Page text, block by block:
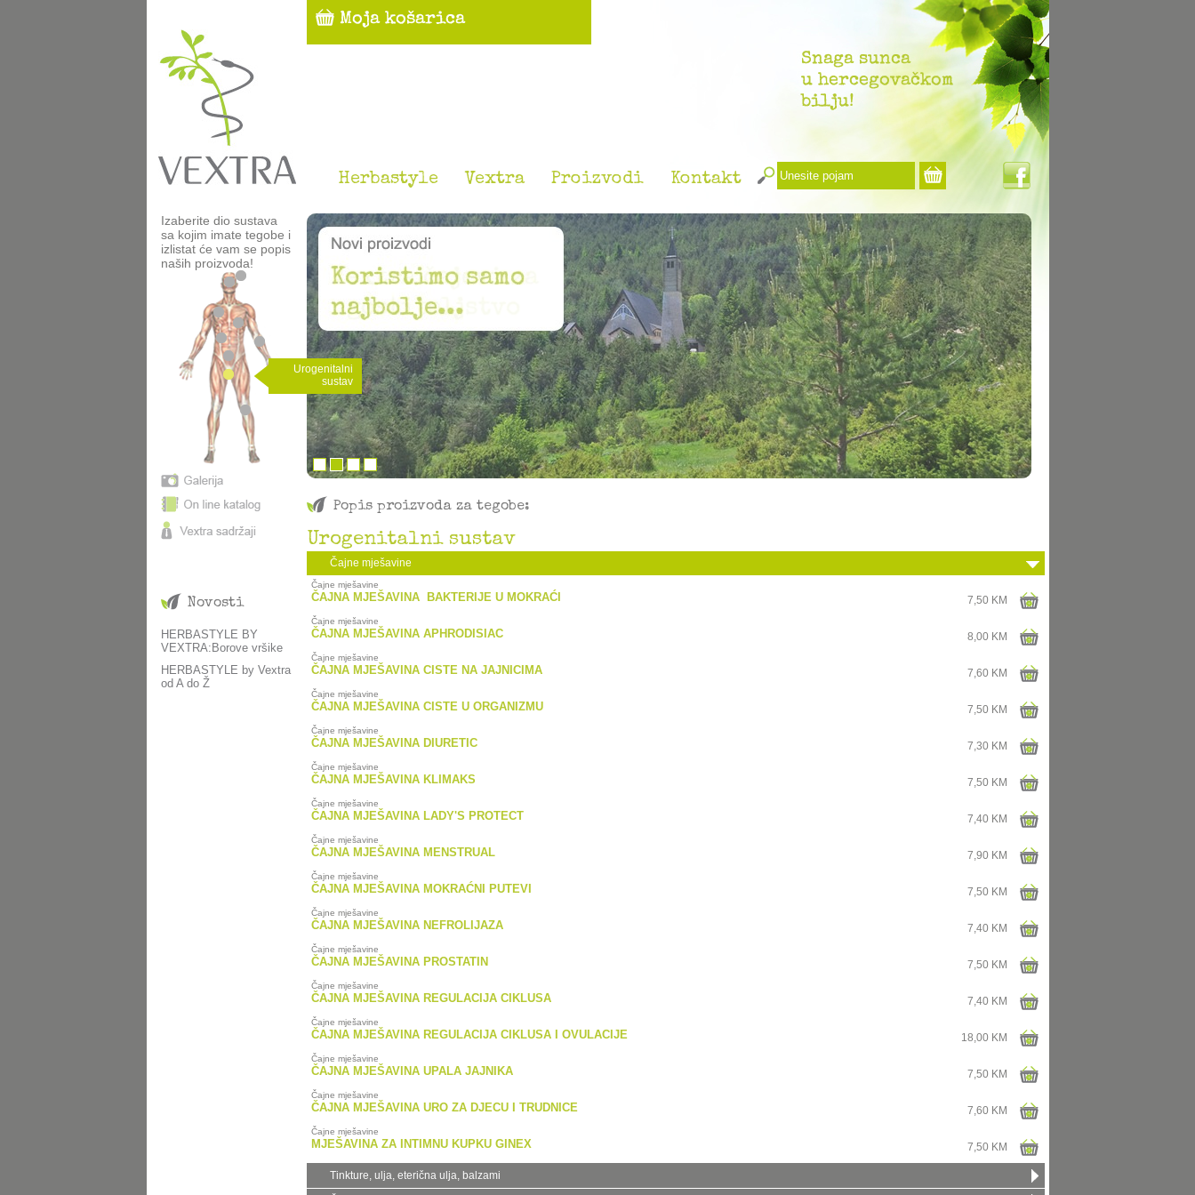
Herbastyle Vextra Proizvodi Kontakt
Izaberite dio sustava
sa kojim imate tegobe i
izlistat će vam se popis
naših proizvoda!
Urogenitalni
sustav
Novosti
HERBASTYLE BY
VEXTRA:Borove vršike
HERBASTYLE by Vextra
od A do Ž
Popis proizvoda za tegobe:
Urogenitalni sustav
Čajne mješavine
Čajne mješavine
ČAJNA MJEŠAVINA BAKTERIJE U MOKRAĆI 7,50 KM
Čajne mješavine
ČAJNA MJEŠAVINA APHRODISIAC 8,00 KM
Čajne mješavine
ČAJNA MJEŠAVINA CISTE NA JAJNICIMA 7,60 KM
Čajne mješavine
ČAJNA MJEŠAVINA CISTE U ORGANIZMU 7,50 KM
Čajne mješavine
ČAJNA MJEŠAVINA DIURETIC 7,30 KM
Čajne mješavine
ČAJNA MJEŠAVINA KLIMAKS 7,50 KM
Čajne mješavine
ČAJNA MJEŠAVINA LADY'S PROTECT 7,40 KM
Čajne mješavine
ČAJNA MJEŠAVINA MENSTRUAL 7,90 KM
Čajne mješavine
ČAJNA MJEŠAVINA MOKRAĆNI PUTEVI 7,50 KM
Čajne mješavine
ČAJNA MJEŠAVINA NEFROLIJAZA 7,40 KM
Čajne mješavine
ČAJNA MJEŠAVINA PROSTATIN 7,50 KM
Čajne mješavine
ČAJNA MJEŠAVINA REGULACIJA CIKLUSA 7,40 KM
Čajne mješavine
ČAJNA MJEŠAVINA REGULACIJA CIKLUSA I OVULACIJE 18,00 KM
Čajne mješavine
ČAJNA MJEŠAVINA UPALA JAJNIKA 7,50 KM
Čajne mješavine
ČAJNA MJEŠAVINA URO ZA DJECU I TRUDNICE 7,60 KM
Čajne mješavine
MJEŠAVINA ZA INTIMNU KUPKU GINEX 7,50 KM
Tinkture, ulja, eterična ulja, balzami